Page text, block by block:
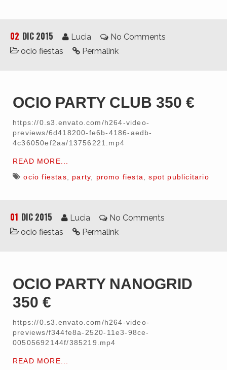
02 DIC 2015 Lucia
No Comments
ocio fiestas
Permalink
OCIO PARTY CLUB 350 €
https://0.s3.envato.com/h264-video-
previews/6d418200-fe6b-4186-aedb-
4c36050ef2aa/13756221.mp4
READ MORE...
ocio fiestas, party, promo fiesta,spot publicitario
01 DIC 2015 Lucia
No Comments
ocio fiestas
Permalink
OCIO PARTY NANOGRID
350 €
https://0.s3.envato.com/h264-video-
previews/f344fe8a-2520-11e3-98ce-
00505692144f/385219.mp4
READ MORE...